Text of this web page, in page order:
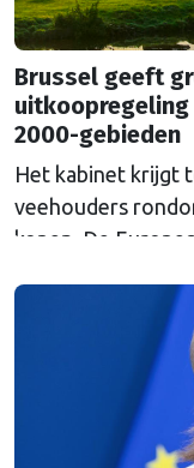
Brussel geeft
uitkoopregeling
2000-gebieden
Het kabinet krijgt
veehouders
kopen. De